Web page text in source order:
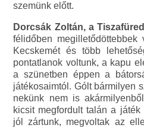
szemünk előtt.
Dorcsák Zoltán, a
félidőben
Kecskemét és több
pontatlanok voltunk, a kapu
a szünetben éppen a
játékosaimtól. Gólt bármilyen
nekünk nem is
kicsit megfordult talán a játék
jól zártunk, megvoltak az